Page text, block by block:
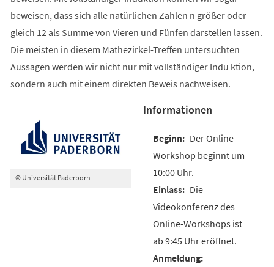
beweisen, dass sich alle natürlichen Zahlen n größer oder
gleich 12 als Summe von Vieren und Fünfen darstellen lassen.
Die meisten in diesem Mathezirkel-Treffen untersuchten
Aussagen werden wir nicht nur mit vollständiger Indu ktion,
sondern auch mit einem direkten Beweis nachweisen.
© Universität Paderborn
Informationen
Der Online-
Workshop beginnt um
10:00 Uhr.
Die
Videokonferenz des
Online-Workshops ist
ab 9:45 Uhr eröffnet.